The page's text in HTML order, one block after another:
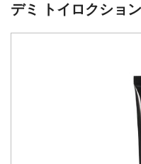
デミ トイロクショ